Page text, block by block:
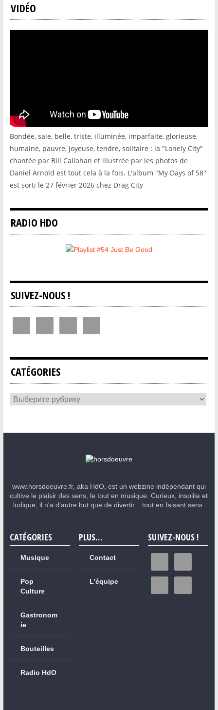
VIDÉO
Bondée, sale, belle, triste, illuminée, imparfaite, glorieuse,
humaine, pauvre, joyeuse, tendre, solitaire : la "Lonely City"
chantée par Bill Callahan et illustrée par les photos de
Daniel Arnold est tout cela à la fois. L'album "My Days of 58"
est sorti le 27 février 2026 chez Drag City
RADIO HDO
SUIVEZ-NOUS !
CATÉGORIES
www.horsdoeuvre.fr, aka HdO, est un webzine indépendant qui
cultive le plaisir des sens, le tout en musique. Curieux, insolite et
ludique, il n'a d'autre but que de divertir... tout en faisant sens.
CATÉGORIES
Musique
Pop
Culture
Gastronom
ie
Bouteilles
Radio HdO
PLUS…
Contact
L’équipe
SUIVEZ-NOUS !